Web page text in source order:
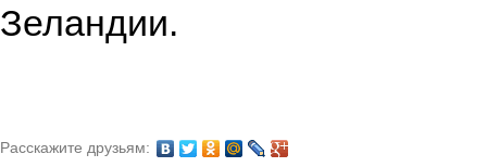
Зеландии.
Расскажите друзьям: